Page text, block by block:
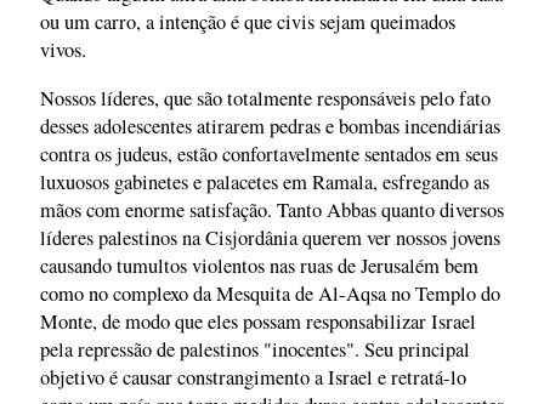
ou um carro, a intenção é que civis sejam queimados
vivos.
Nossos líderes, que são totalmente responsáveis pelo fato
desses adolescentes atirarem pedras e bombas incendiárias
contra os judeus, estão confortavelmente sentados em seus
luxuosos gabinetes e palacetes em Ramala, esfregando as
mãos com enorme satisfação. Tanto Abbas quanto diversos
líderes palestinos na Cisjordânia querem ver nossos jovens
causando tumultos violentos nas ruas de Jerusalém bem
como no complexo da Mesquita de Al-Aqsa no Templo do
Monte, de modo que eles possam responsabilizar Israel
pela repressão de palestinos "inocentes". Seu principal
objetivo é causar constrangimento a Israel e retratá-lo